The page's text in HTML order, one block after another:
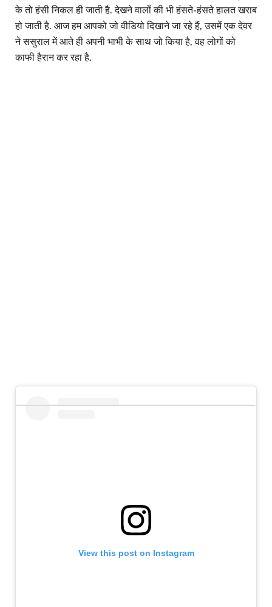
के तो हंसी निकल ही जाती है. देखने वालों की भी हंसते-हंसते हालत खराब
हो जाती है. आज हम आपको जो वीडियो दिखाने जा रहे हैं, उसमें एक देवर
ने ससुराल में आते ही अपनी भाभी के साथ जो किया है, वह लोगों को
काफी हैरान कर रहा है.
View this post on Instagram